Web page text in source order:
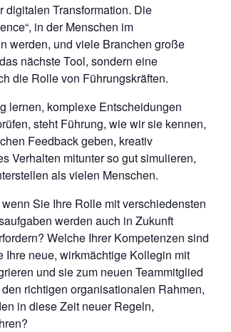
digitalen Transformation. Die
in der Menschen im
werden, und viele Branchen große
nächste Tool, sondern eine
die Rolle von Führungskräften.
lernen, komplexe Entscheidungen
steht Führung, wie wir sie kennen,
Feedback geben, kreativ
Verhalten mitunter so gut simulieren,
als vielen Menschen.
Sie Ihre Rolle mit verschiedensten
werden auch in Zukunft
Welche Ihrer Kompetenzen sind
Ihre neue, wirkmächtige Kollegin mit
und sie zum neuen Teammitglied
richtigen organisationalen Rahmen,
in diese Zeit neuer Regeln,